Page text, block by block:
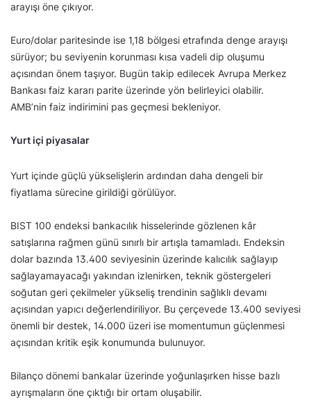
arayışı öne çıkıyor.
Euro/dolar paritesinde ise 1,18 bölgesi etrafında denge arayışı
sürüyor; bu seviyenin korunması kısa vadeli dip oluşumu
açısından önem taşıyor. Bugün takip edilecek Avrupa Merkez
Bankası faiz kararı parite üzerinde yön belirleyici olabilir.
AMB’nin faiz indirimini pas geçmesi bekleniyor.
Yurt içi piyasalar
Yurt içinde güçlü yükselişlerin ardından daha dengeli bir
fiyatlama sürecine girildiği görülüyor.
BIST 100 endeksi bankacılık hisselerinde gözlenen kâr
satışlarına rağmen günü sınırlı bir artışla tamamladı. Endeksin
dolar bazında 13.400 seviyesinin üzerinde kalıcılık sağlayıp
sağlayamayacağı yakından izlenirken, teknik göstergeleri
soğutan geri çekilmeler yükseliş trendinin sağlıklı devamı
açısından yapıcı değerlendiriliyor. Bu çerçevede 13.400 seviyesi
önemli bir destek, 14.000 üzeri ise momentumun güçlenmesi
açısından kritik eşik konumunda bulunuyor.
Bilanço dönemi bankalar üzerinde yoğunlaşırken hisse bazlı
ayrışmaların öne çıktığı bir ortam oluşabilir.